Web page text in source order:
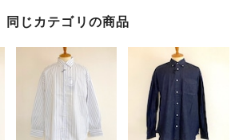
同じカテゴリの商品